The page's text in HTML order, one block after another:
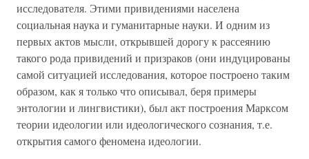
исследователя. Этими привидениями населена
социальная наука и гуманитарные науки. И одним из
первых актов мысли, открывшей дорогу к рассеянию
такого рода привидений и призраков (они индуцированы
самой ситуацией исследования, которое построено таким
образом, как я только что описывал, беря примеры
энтологии и лингвистики), был акт построения Марксом
теории идеологии или идеологического сознания, т.е.
открытия самого феномена идеологии.